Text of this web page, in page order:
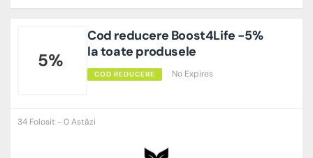
5%
Cod reducere Boost4Life -5%
la toate produsele
COD REDUCERE No Expires
34 Folosit - 0 Astăzi